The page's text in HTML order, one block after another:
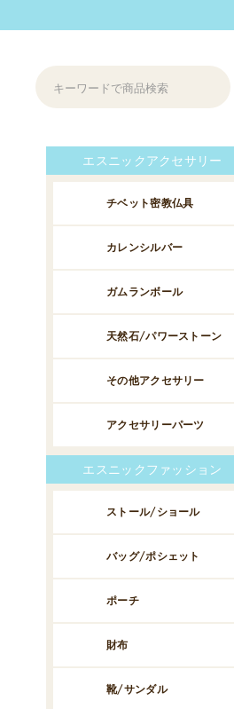
エスニックアクセサリー
チベット密教仏具
カレンシルバー
ガムランボール
天然石/パワーストーン
その他アクセサリー
アクセサリーパーツ
エスニックファッション
ストール/ショール
バッグ/ポシェット
ポーチ
財布
靴/サンダル